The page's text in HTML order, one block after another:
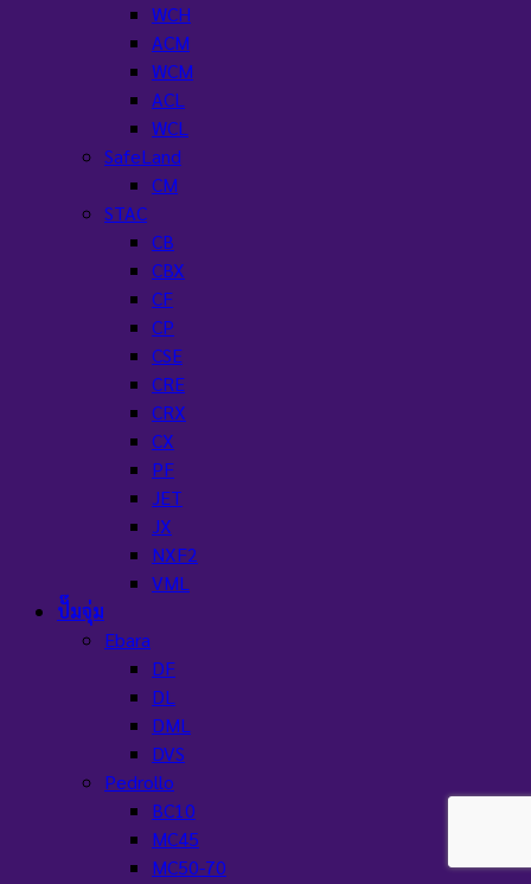
WCH
ACM
WCM
ACL
WCL
SafeLand
CM
STAC
CB
CBX
CF
CP
CSE
CRE
CRX
CX
PF
JET
JX
NXF2
VML
ปั๊มจุ่ม
Ebara
DF
DL
DML
DVS
Pedrollo
BC10
MC45
MC50-70